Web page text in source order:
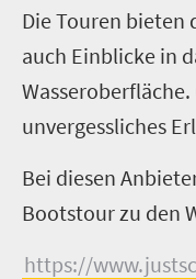
Die Touren bieten
auch Einblicke in
unvergessliches
Bei diesen
Bootstour zu den
https://